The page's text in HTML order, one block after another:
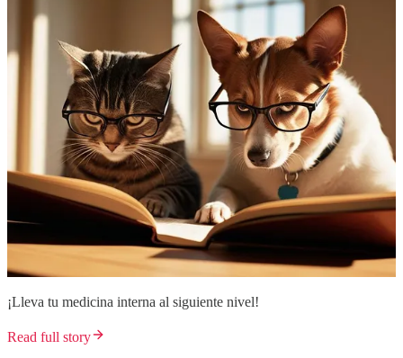
¡Lleva tu medicina interna al siguiente nivel!
Read full story